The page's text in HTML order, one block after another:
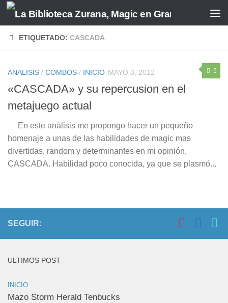
Saltar al contenido
ETIQUETADO: CASCADA
5
ANALISIS / COMBOS / INICIO MAYO 3, 2012
«CASCADA» y su repercusion en el
metajuego actual
En este análisis me propongo hacer un pequeño
homenaje a unas de las habilidades de magic mas
divertidas, random y determinantes en mi opinión,
CASCADA. Habilidad poco conocida, ya que se plasmó...
SEGUIR:
ULTIMOS POST
INICIO
Mazo Storm Herald Tenbucks